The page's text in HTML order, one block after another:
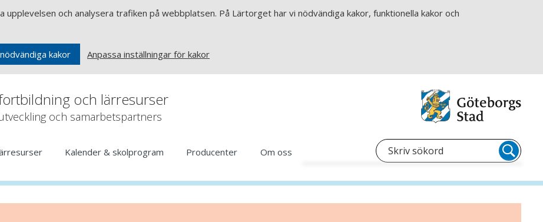
och analysera trafiken på webbplatsen. På Lärtorget har vi nödvändiga kakor, funktionella kakor och
kakor Anpassa inställningar för kakor
och lärresurser
och samarbetspartners
Kalender & skolprogram Producenter Om oss